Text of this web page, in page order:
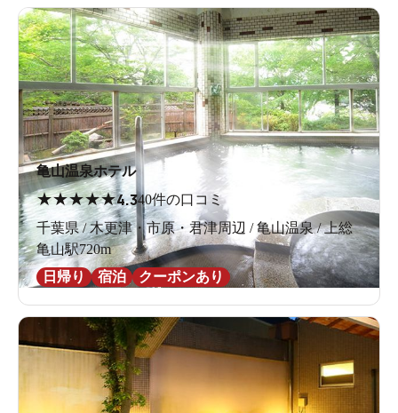
亀山温泉ホテル
★★★★★4.340件の口コミ
千葉県 / 木更津・市原・君津周辺 / 亀山温泉 / 上総
亀山駅720m
日帰り
宿泊 クーポンあり